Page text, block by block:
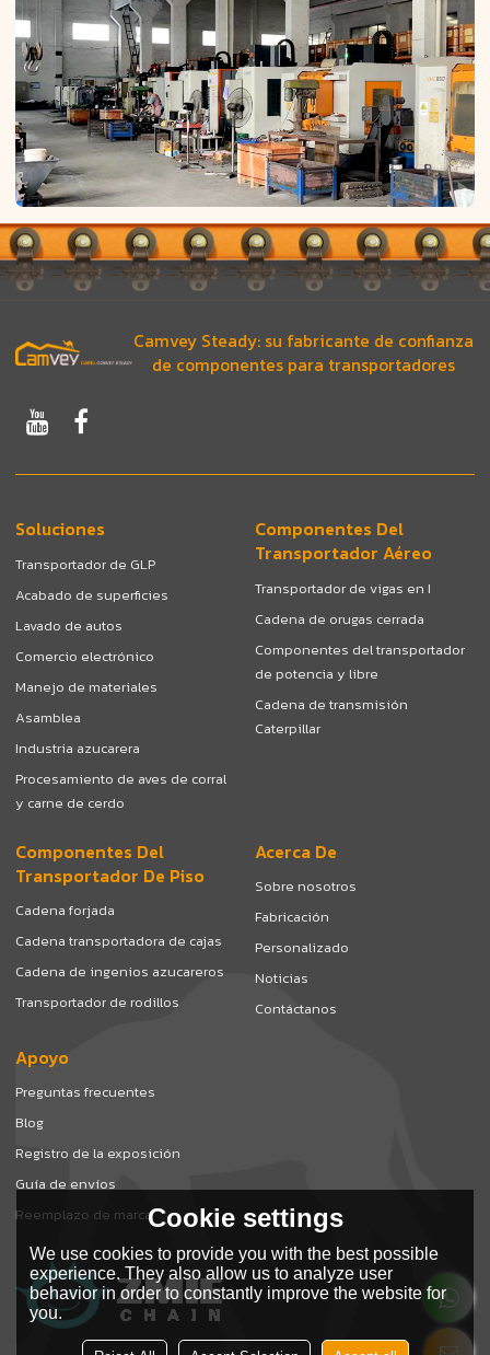
Camvey Steady: su fabricante de confianza
de componentes para transportadores
Soluciones
Transportador de GLP
Acabado de superficies
Lavado de autos
Comercio electrónico
Manejo de materiales
Asamblea
Industria azucarera
Procesamiento de aves de corral
y carne de cerdo
Componentes Del
Transportador Aéreo
Transportador de vigas en I
Cadena de orugas cerrada
Componentes del transportador
de potencia y libre
Cadena de transmisión
Caterpillar
Componentes Del
Transportador De Piso
Cadena forjada
Cadena transportadora de cajas
Cadena de ingenios azucareros
Transportador de rodillos
Acerca De
Sobre nosotros
Fabricación
Personalizado
Noticias
Contáctanos
Apoyo
Preguntas frecuentes
Blog
Registro de la exposición
Guía de envíos
Reemplazo de marcaCookie settings
We use cookies to provide you with the best possible
experience. They also allow us to analyze user
behavior in order to constantly improve the website for
you.